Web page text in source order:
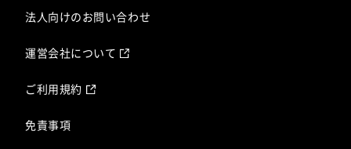
法人向けのお問い合わせ
運営会社について
ご利用規約
免責事項